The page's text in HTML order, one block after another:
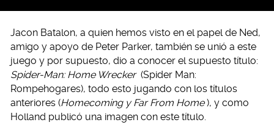
Jacon Batalon, a quien hemos visto en el papel de Ned,
amigo y apoyo de Peter Parker, también se unió a este
juego y por supuesto, dio a conocer el supuesto título:
Spider-Man: Home Wrecker (Spider Man:
Rompehogares), todo esto jugando con los títulos
anteriores (Homecoming y Far From Home ), y como
Holland publicó una imagen con este título.